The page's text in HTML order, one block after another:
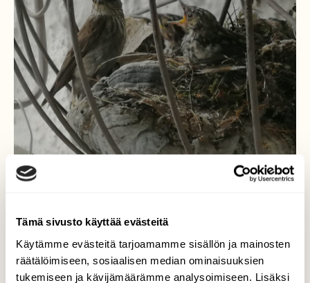
Tämä sivusto käyttää evästeitä
Käytämme evästeitä tarjoamamme sisällön ja mainosten
räätälöimiseen, sosiaalisen median ominaisuuksien
tukemiseen ja kävijämäärämme analysoimiseen. Lisäksi
Laulurastaan pesä Espoon
otaniemessä